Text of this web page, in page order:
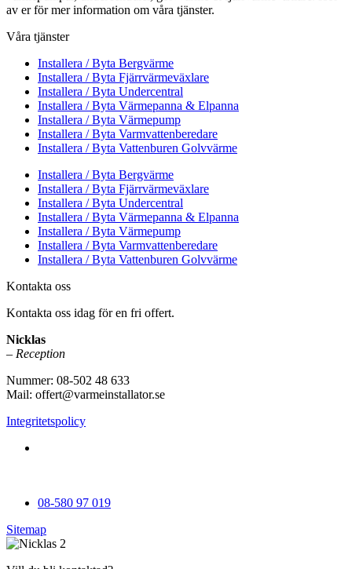
av er för mer information om våra tjänster.
Våra tjänster
Installera / Byta Bergvärme
Installera / Byta Fjärrvärmeväxlare
Installera / Byta Undercentral
Installera / Byta Värmepanna & Elpanna
Installera / Byta Värmepump
Installera / Byta Varmvattenberedare
Installera / Byta Vattenburen Golvvärme
Installera / Byta Bergvärme
Installera / Byta Fjärrvärmeväxlare
Installera / Byta Undercentral
Installera / Byta Värmepanna & Elpanna
Installera / Byta Värmepump
Installera / Byta Varmvattenberedare
Installera / Byta Vattenburen Golvvärme
Kontakta oss
Kontakta oss idag för en fri offert.
Nicklas
– Reception
Nummer: 08-502 48 633
Mail: offert@varmeinstallator.se
Integritetspolicy
08-580 97 019
Sitemap